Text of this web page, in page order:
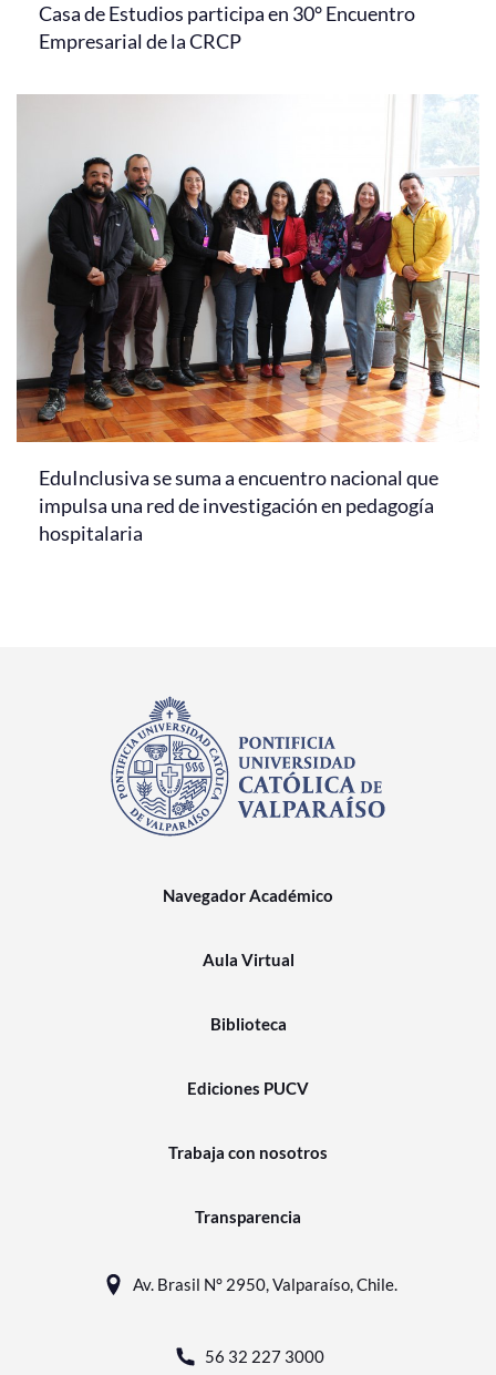
Casa de Estudios participa en 30° Encuentro
Empresarial de la CRCP
EduInclusiva se suma a encuentro nacional que
impulsa una red de investigación en pedagogía
hospitalaria
Navegador Académico
Aula Virtual
Biblioteca
Ediciones PUCV
Trabaja con nosotros
Transparencia
Av. Brasil N° 2950, Valparaíso, Chile.
56 32 227 3000